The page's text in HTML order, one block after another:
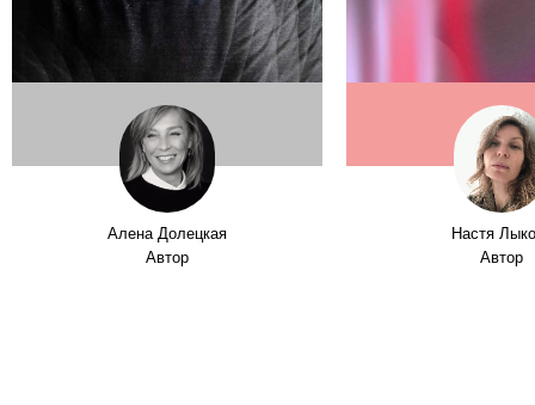
Алена Долецкая
Автор
Настя
Автор